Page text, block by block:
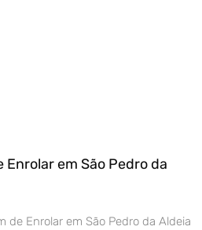
Enrolar em São Pedro da
de Enrolar em São Pedro da Aldeia